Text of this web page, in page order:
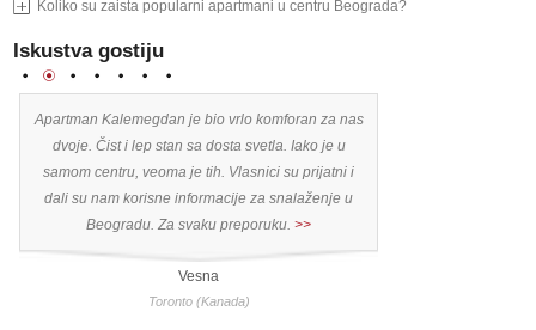
Koliko su zaista popularni apartmani u centru Beograda?
Iskustva gostiju
Apartman Kalemegdan je bio vrlo komforan za nas
dvoje. Čist i lep stan sa dosta svetla. Iako je u
samom centru, veoma je tih. Vlasnici su prijatni i
dali su nam korisne informacije za snalaženje u
Beogradu. Za svaku preporuku.>>
Vesna
Toronto (Kanada)
1 2 3 4 5 6 7